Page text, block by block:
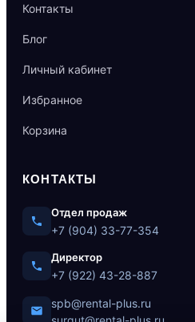
Контакты
Блог
Личный кабинет
Избранное
Корзина
КОНТАКТЫ
Отдел продаж
+7 (904) 33-77-354
Директор
+7 (922) 43-28-887
spb@rental-plus.ru